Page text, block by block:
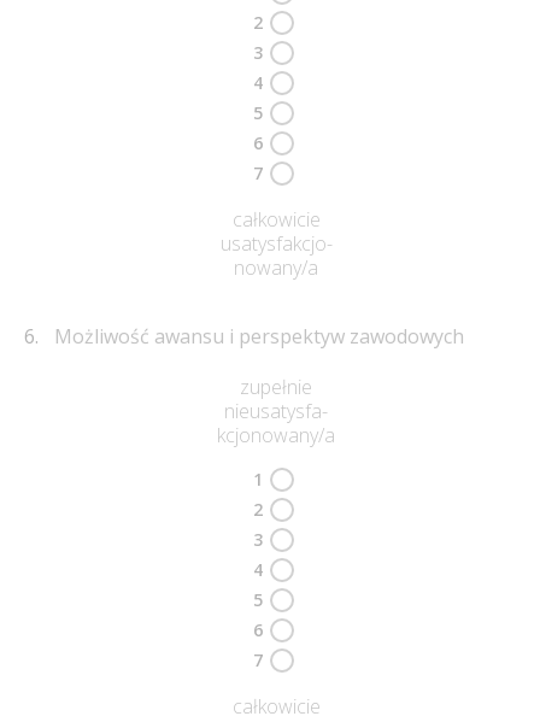
2
3
4
5
6
7
całkowicie
usatysfakcjo-
nowany/a
Możliwość awansu i perspektyw zawodowych
zupełnie
nieusatysfa-
kcjonowany/a
1
2
3
4
5
6
7
całkowicie